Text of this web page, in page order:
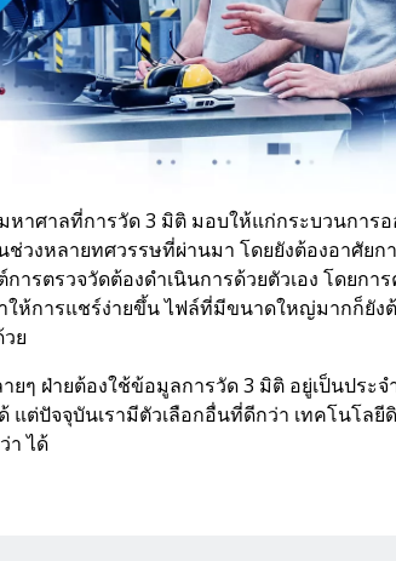
าศาลที่การวัด 3 มิติ มอบให้แก่กระบวนการ
วงหลายทศวรรษที่ผ่านมา โดยยังต้องอาศัยก
การตรวจวัดต้องดำเนินการด้วยตัวเอง โดย
ให้การแชร์ง่ายขึ้น ไฟล์ที่มีขนาดใหญ่มากก็ยั
ย
ยๆ ฝ่ายต้องใช้ข้อมูลการวัด 3 มิติ อยู่เป็นปร
แต่ปัจจุบันเรามีตัวเลือกอื่นที่ดีกว่า เทคโน
า ได้